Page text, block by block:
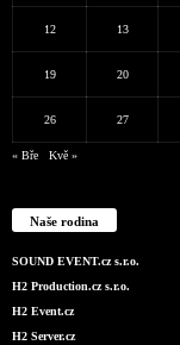
12 13
19 20
26 27
« Bře Kvě »
Naše rodina
SOUND EVENT.cz s.r.o.
H2 Production.cz s.r.o.
H2 Event.cz
H2 Server.cz